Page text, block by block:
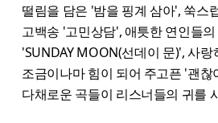
떨림을 담은 '밤을 핑계 삼아', 쑥스
고백송 '고민상담', 애틋한 연인들
'SUNDAY MOON(선데이 문)', 사랑
조금이나마 힘이 되어 주고픈 '괜
다채로운 곡들이 리스너들의 귀를